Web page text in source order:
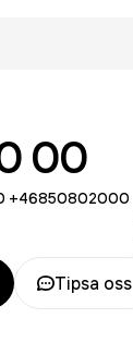
00
+46850802000
Tipsa oss